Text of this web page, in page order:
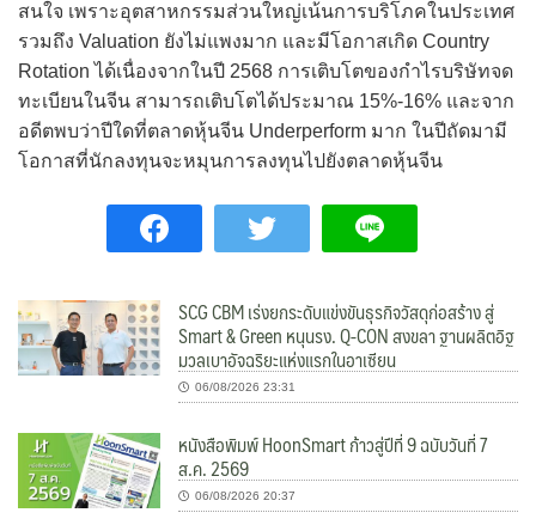
สนใจ เพราะอุตสาหกรรมส่วนใหญ่เน้นการบริโภคในประเทศ
รวมถึง Valuation ยังไม่แพงมาก และมีโอกาสเกิด Country
Rotation ได้เนื่องจากในปี 2568 การเติบโตของกำไรบริษัทจด
ทะเบียนในจีน สามารถเติบโตได้ประมาณ 15%-16% และจาก
อดีตพบว่าปีใดที่ตลาดหุ้นจีน Underperform มาก ในปีถัดมามี
โอกาสที่นักลงทุนจะหมุนการลงทุนไปยังตลาดหุ้นจีน
SCG CBM เร่งยกระดับแข่งขันธุรกิจวัสดุก่อสร้าง สู่
Smart & Green หนุนรง. Q-CON สงขลา ฐานผลิตอิฐ
มวลเบาอัจฉริยะแห่งแรกในอาเซียน
06/08/2026 23:31
หนังสือพิมพ์ HoonSmart ก้าวสู่ปีที่ 9 ฉบับวันที่ 7
ส.ค. 2569
06/08/2026 20:37